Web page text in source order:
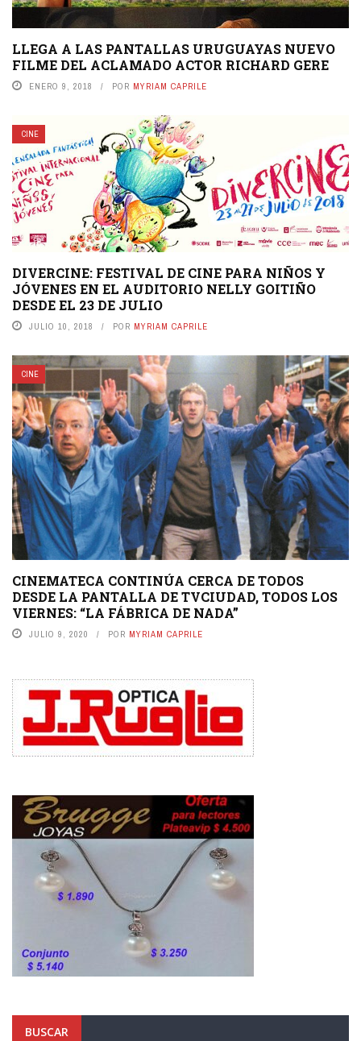
LLEGA A LAS PANTALLAS URUGUAYAS NUEVO
FILME DEL ACLAMADO ACTOR RICHARD GERE
ENERO 9, 2018 POR MYRIAM CAPRILE
CINE
DIVERCINE: FESTIVAL DE CINE PARA NIÑOS Y
JÓVENES EN EL AUDITORIO NELLY GOITIÑO
DESDE EL 23 DE JULIO
JULIO 10, 2018 POR MYRIAM CAPRILE
CINE
CINEMATECA CONTINÚA CERCA DE TODOS
DESDE LA PANTALLA DE TVCIUDAD, TODOS LOS
VIERNES: “LA FÁBRICA DE NADA”
JULIO 9, 2020 POR MYRIAM CAPRILE
BUSCAR